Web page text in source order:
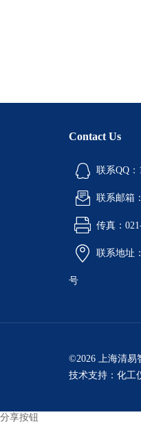
Contact Us
联系QQ：
联系邮箱
传真：
联系地址
号
©2026 上海清易
技术支持： 化工
分享按钮